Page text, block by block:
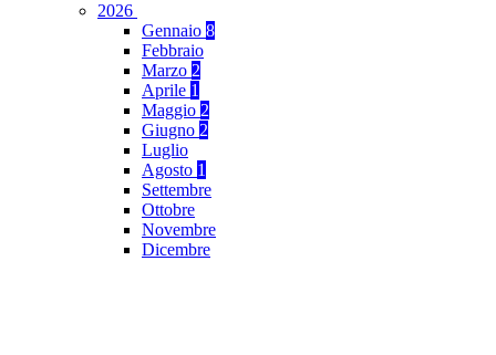
2026
Gennaio 8
Febbraio
Marzo 2
Aprile 1
Maggio 2
Giugno 2
Luglio
Agosto 1
Settembre
Ottobre
Novembre
Dicembre